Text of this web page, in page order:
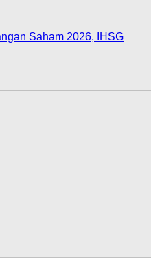
Saham 2026, IHSG